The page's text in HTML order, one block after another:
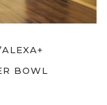
BOWL